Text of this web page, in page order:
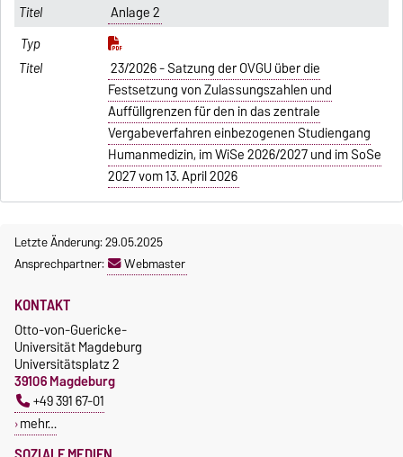
Anlage 2
23/2026 - Satzung der OVGU über die
Festsetzung von Zulassungszahlen und
Auffüllgrenzen für den in das zentrale
Vergabeverfahren einbezogenen Studiengang
Humanmedizin, im WiSe 2026/2027 und im SoSe
2027 vom 13. April 2026
Letzte Änderung: 29.05.2025
Ansprechpartner:
Webmaster
KONTAKT
Otto-von-Guericke-
Universität Magdeburg
Universitätsplatz 2
39106 Magdeburg
+49 391 67-01
mehr…